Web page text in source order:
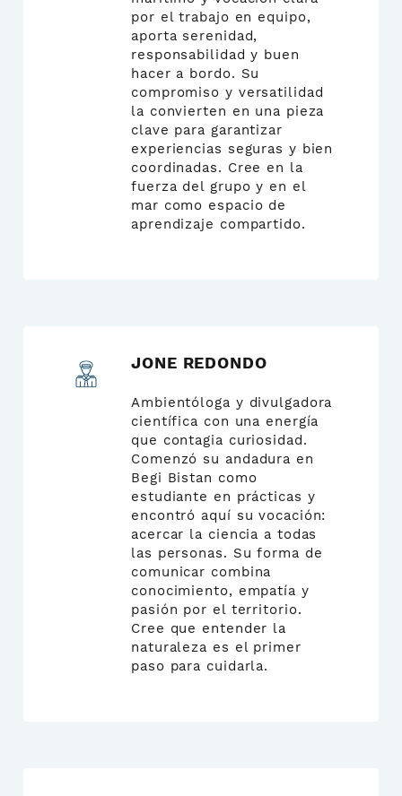
por el trabajo en equipo,
aporta serenidad,
responsabilidad y buen
hacer a bordo. Su
compromiso y versatilidad
la convierten en una pieza
clave para garantizar
experiencias seguras y bien
coordinadas. Cree en la
fuerza del grupo y en el
mar como espacio de
aprendizaje compartido.
JONE REDONDO
Ambientóloga y divulgadora
científica con una energía
que contagia curiosidad.
Comenzó su andadura en
Begi Bistan como
estudiante en prácticas y
encontró aquí su vocación:
acercar la ciencia a todas
las personas. Su forma de
comunicar combina
conocimiento, empatía y
pasión por el territorio.
Cree que entender la
naturaleza es el primer
paso para cuidarla.